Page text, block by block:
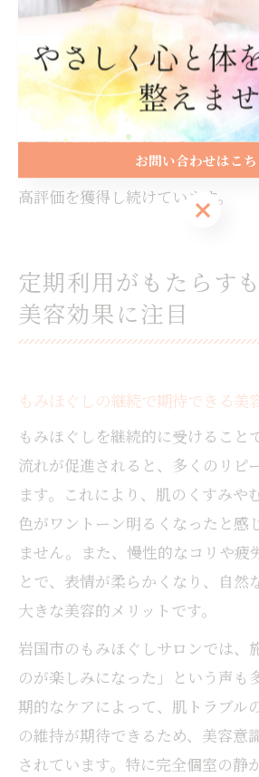
くなる工夫が多いのが特徴です。
また、価格設定やアクセスのしや
性専用スペースの有無など、利用
多様な選択肢が用意されています
顧客満足の高いサロンは、こうし
続的なコミュニケーションにより
高評価を獲得し続けています。
定期利用がもたらす
美容効果に注目
もみほぐしの継続で期待できる美
もみほぐしを継続的に受けること
流れが促進されると、多くのリピ
ます。これにより、肌のくすみや
色がワントーン明るくなったと感
ません。また、慢性的なコリや疲
とで、表情が柔らかくなり、自然
大きな美容的メリットです。
岩国市のもみほぐしサロンでは、
のが楽しみになった」という声も
期的なケアによって、肌トラブル
の維持が期待できるため、美容意
されています。特に完全個室の静
お問い合わせはこち
お問い合わせはこち